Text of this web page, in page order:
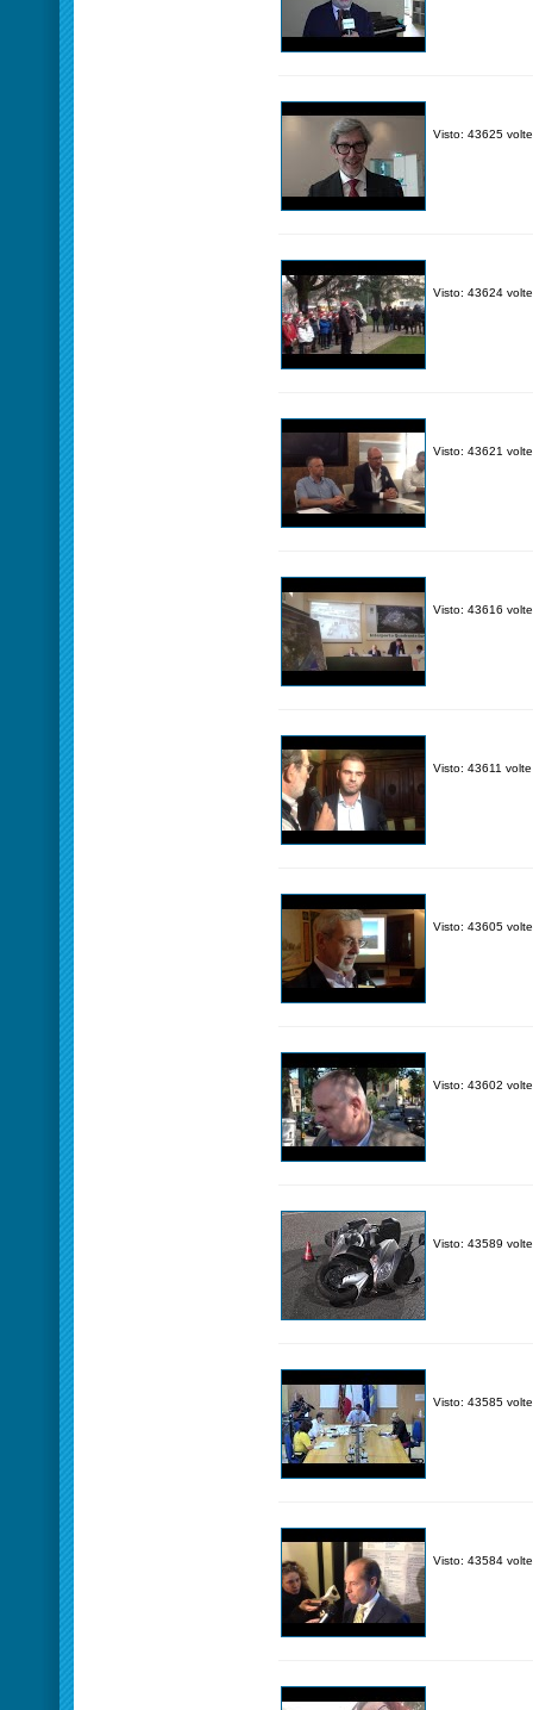
Visto: 43625 volte
Visto: 43624 volte
Visto: 43621 volte
Visto: 43616 volte
Visto: 43611 volte
Visto: 43605 volte
Visto: 43602 volte
Visto: 43589 volte
Visto: 43585 volte
Visto: 43584 volte